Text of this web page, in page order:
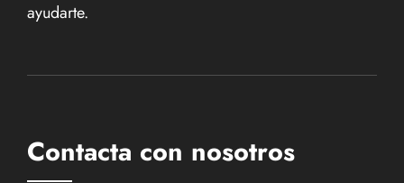
ayudarte.
Contacta con nosotros